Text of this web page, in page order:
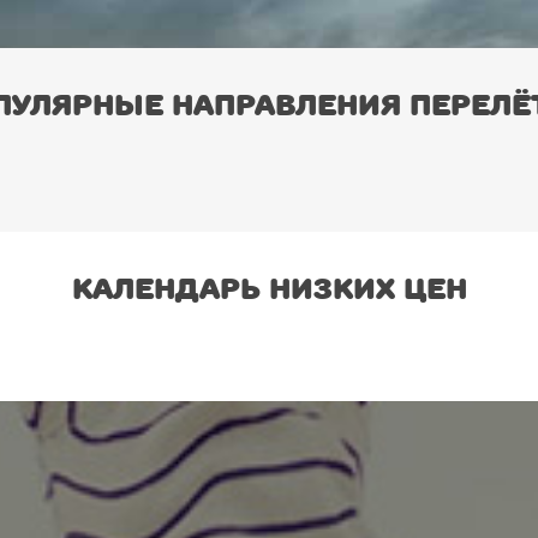
направления
Календарь низких цен